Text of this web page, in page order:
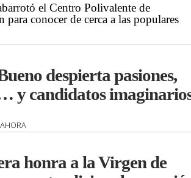
el Centro Polivalente de
para conocer de cerca a las populares
despierta pasiones,
y candidatos
honra a la Virgen de